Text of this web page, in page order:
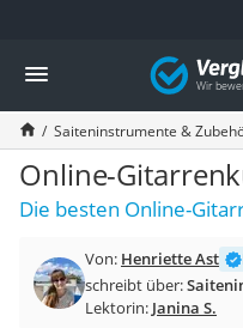
Die beliebtesten Vergleiche
Freizeit & Sport
Gartentrampolin
Trampolin
Metalldetektor
Eufab-Fahrradträger
Trampolin 366 cm
Aluminium-Koffer
Futterboot
Vergleich
Saiteninstrumente &
Online-
Die besten Online-
Von: Henriette Ast
schreibt über:
Lektorin: Janina S.